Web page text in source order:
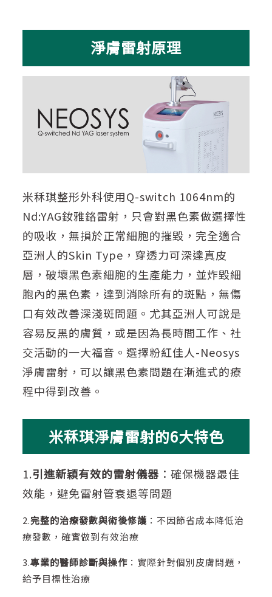
淨膚雷射原理
米秝琪整形外科使用Q-switch 1064nm的
Nd:YAG釹雅鉻雷射，只會對黑色素做選擇性
的吸收，無損於正常細胞的摧毀，完全適合
亞洲人的Skin Type，穿透力可深達真皮
層，破壞黑色素細胞的生產能力，並炸毀細
胞內的黑色素，達到消除所有的斑點，無傷
口有效改善深淺斑問題。尤其亞洲人可說是
容易反黑的膚質，或是因為長時間工作、社
交活動的一大福音。選擇粉紅佳人-Neosys
淨膚雷射，可以讓黑色素問題在漸進式的療
程中得到改善。
米秝琪淨膚雷射的6大特色
1.引進新穎有效的雷射儀器 ：確保機器最佳
效能，避免雷射管衰退等問題
2.完整的治療發數與術後修護 ：不因節省成本降低治
療發數，確實做到有效治療
3.專業的醫師診斷與操作 ：實際針對個別皮膚問題，
給予目標性治療